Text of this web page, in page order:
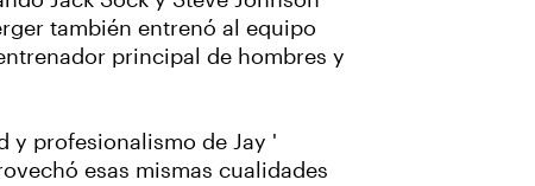
también entrenó al equipo
principal de hombres y
y profesionalismo de Jay '
esas mismas cualidades